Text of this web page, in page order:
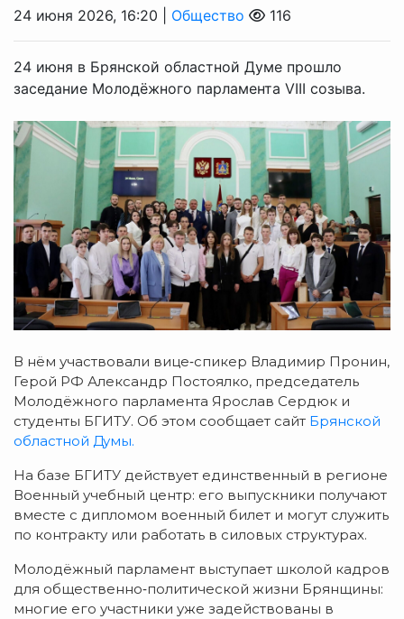
24 июня 2026, 16:20 | Общество 116
24 июня в Брянской областной Думе прошло
заседание Молодёжного парламента VIII созыва.
В нём участвовали вице‑спикер Владимир Пронин,
Герой РФ Александр Постоялко, председатель
Молодёжного парламента Ярослав Сердюк и
студенты БГИТУ. Об этом сообщает сайт Брянской
областной Думы.
На базе БГИТУ действует единственный в регионе
Военный учебный центр: его выпускники получают
вместе с дипломом военный билет и могут служить
по контракту или работать в силовых структурах.
Молодёжный парламент выступает школой кадров
для общественно‑политической жизни Брянщины:
многие его участники уже задействованы в